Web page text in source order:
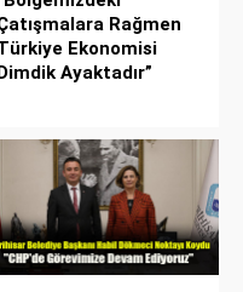
Rağmen
Ekonomisi
Ayaktadır”